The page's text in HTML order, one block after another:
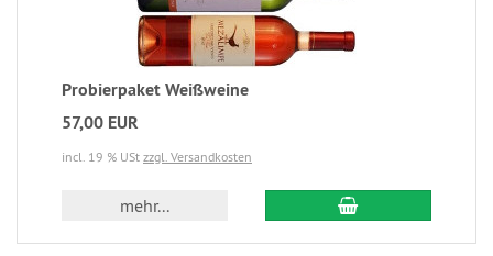
Probierpaket Weißweine
57,00 EUR
incl. 19 % USt zzgl. Versandkosten
mehr...